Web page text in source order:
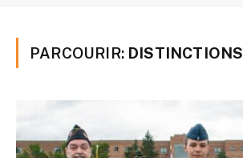
PARCOURIR: DISTINCTIONS